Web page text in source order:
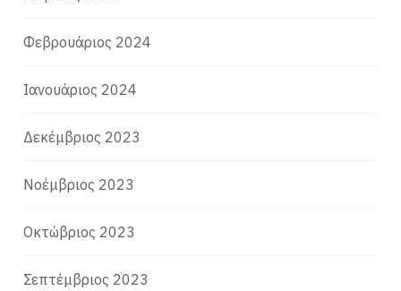
Φεβρουάριος 2024
Ιανουάριος 2024
Δεκέμβριος 2023
Νοέμβριος 2023
Οκτώβριος 2023
Σεπτέμβριος 2023